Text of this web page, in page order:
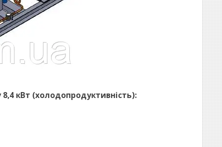
кВт (холодопродуктивність):